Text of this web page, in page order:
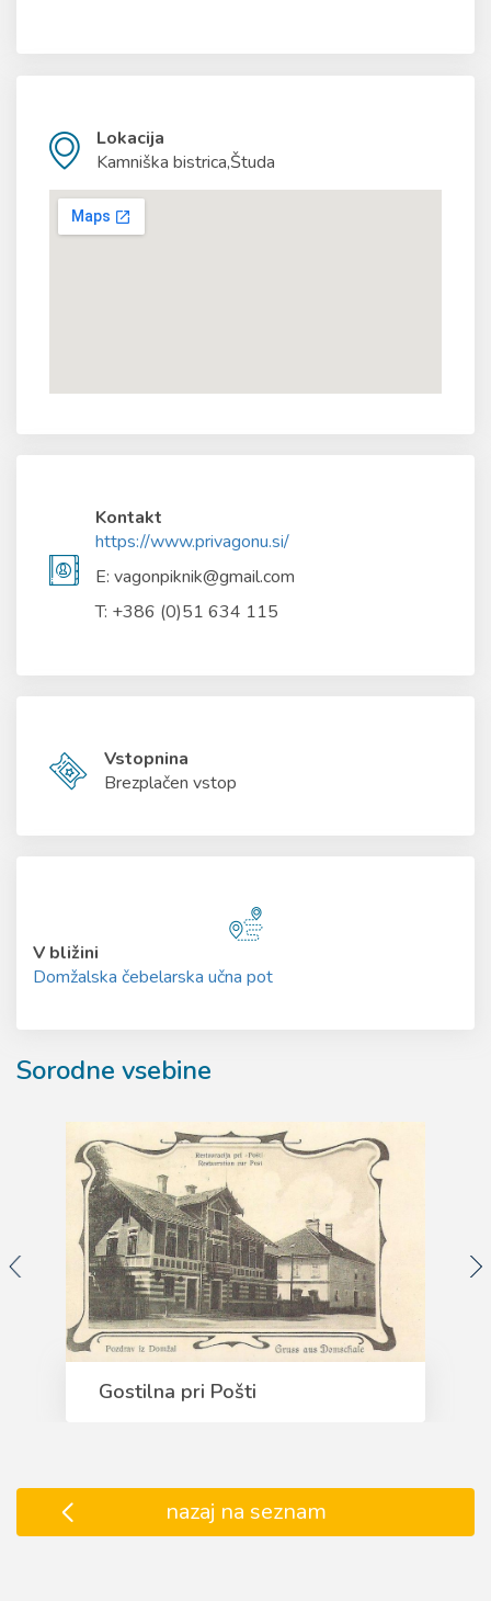
Lokacija
Kamniška bistrica,Študa
Kontakt
https://www.privagonu.si/
E: vagonpiknik@gmail.com
T: +386 (0)51 634 115
Vstopnina
Brezplačen vstop
V bližini
Domžalska čebelarska učna pot
Sorodne vsebine
Gostilna pri Pošti
nazaj na seznam